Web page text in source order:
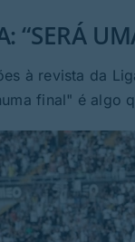
“SERÁ
à revista da
final" é algo